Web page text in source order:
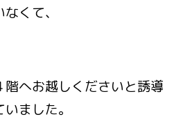
くて、
へお越しくださいと誘導
ました。